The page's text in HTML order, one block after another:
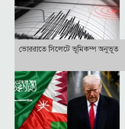
ভোররাতে সিলেটে ভূমিকম্প অনুভূত